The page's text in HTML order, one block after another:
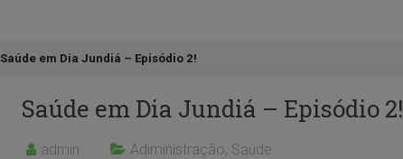
Saúde em Dia Jundiá – Episódio 2!
Saúde em Dia Jundiá – Episódio 2!
admin Adiministração, Saúde